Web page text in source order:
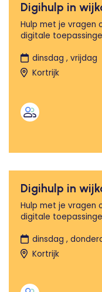
Digihulp in
Hulp met je vragen
digitale
dinsdag , vrijdag
Kortrijk
Digihulp in
Hulp met je vragen
digitale
dinsdag ,
Kortrijk